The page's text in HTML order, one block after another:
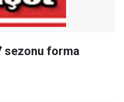
sezonu forma